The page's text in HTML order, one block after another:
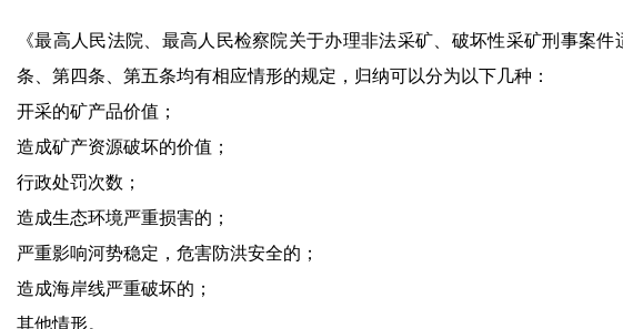
《最高人民法院、最高人民检察院关于办理非法采矿、破坏性采矿刑事案
条、第四条、第五条均有相应情形的规定，归纳可以分为以下几种：
开采的矿产品价值；
造成矿产资源破坏的价值；
行政处罚次数；
造成生态环境严重损害的；
严重影响河势稳定，危害防洪安全的；
造成海岸线严重破坏的；
其他情形。